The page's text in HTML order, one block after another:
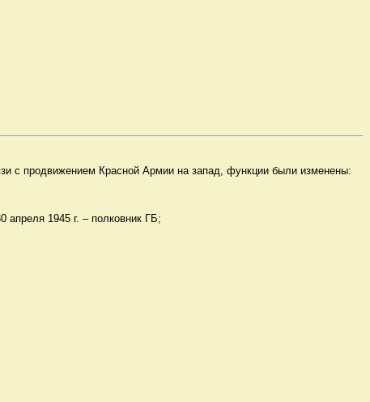
с продвижением Красной Армии на запад, функции были изменены:
1945 г. – полковник ГБ;